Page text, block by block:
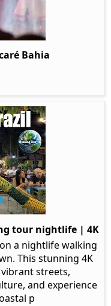
Bahia
tour nightlife | 4K
a nightlife walking
This stunning 4K
streets,
and experience
p